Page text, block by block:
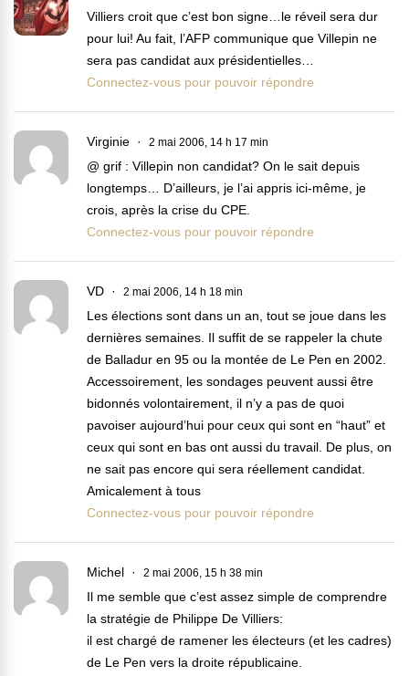
Villiers croit que c’est bon signe…le réveil sera dur
pour lui! Au fait, l’AFP communique que Villepin ne
sera pas candidat aux présidentielles…
Connectez-vous pour pouvoir répondre
Virginie 2 mai 2006, 14 h 17 min
@ grif : Villepin non candidat? On le sait depuis
longtemps… D’ailleurs, je l’ai appris ici-même, je
crois, après la crise du CPE.
Connectez-vous pour pouvoir répondre
VD 2 mai 2006, 14 h 18 min
Les élections sont dans un an, tout se joue dans les
dernières semaines. Il suffit de se rappeler la chute
de Balladur en 95 ou la montée de Le Pen en 2002.
Accessoirement, les sondages peuvent aussi être
bidonnés volontairement, il n’y a pas de quoi
pavoiser aujourd’hui pour ceux qui sont en “haut” et
ceux qui sont en bas ont aussi du travail. De plus, on
ne sait pas encore qui sera réellement candidat.
Amicalement à tous
Connectez-vous pour pouvoir répondre
Michel 2 mai 2006, 15 h 38 min
Il me semble que c’est assez simple de comprendre
la stratégie de Philippe De Villiers:
il est chargé de ramener les électeurs (et les cadres)
de Le Pen vers la droite républicaine.